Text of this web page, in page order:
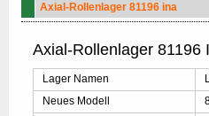
Axial-Rollenlager 81196 ina
Axial-Rollenlager 81196
Lager Namen
Neues Modell